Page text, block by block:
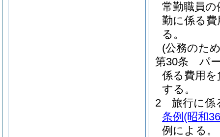
常勤職員
勤に係る
る。
(公務のた
第30条
パ
係る費用
する。
2
旅行に係
条例 (昭和
例による。